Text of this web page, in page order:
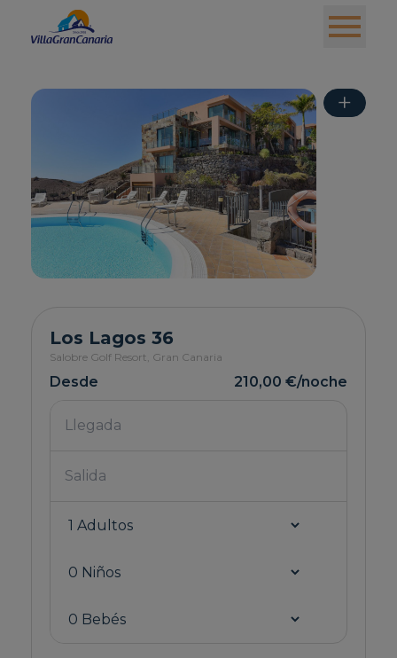
+
Los Lagos 36
Salobre Golf Resort, Gran Canaria
Desde 210,00 €/noche